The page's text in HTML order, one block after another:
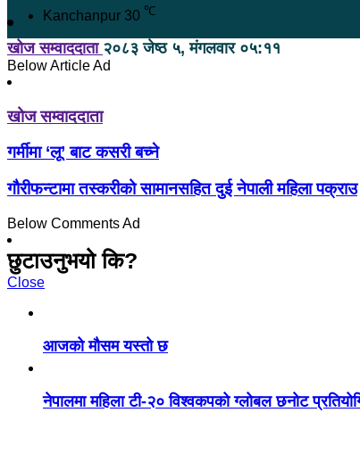
Kanchanpur 30 ℃
खोज सम्वाददाता २०८३ जेष्ठ ५, मंगलवार ०५:११
Below Article Ad
खोज सम्वाददाता
गर्मीमा ‘लू’ बाट कसरी बच्ने
गौरीफन्टामा तस्करीको सामानसहित दुई नेपाली महिला पक्राउ
Below Comments Ad
छुटाउनुभयो कि?
Close
आजको मौसम यस्तो छ
नेपालमा महिला टी-२० विश्वकपको ग्लोबल छनोट